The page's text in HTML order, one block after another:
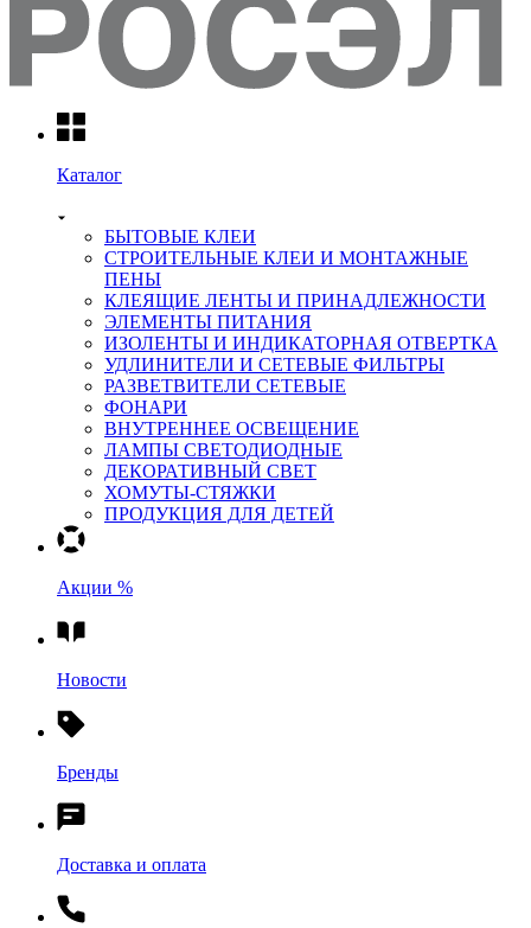
Каталог
БЫТОВЫЕ КЛЕИ
СТРОИТЕЛЬНЫЕ КЛЕИ И МОНТАЖНЫЕ
ПЕНЫ
КЛЕЯЩИЕ ЛЕНТЫ И ПРИНАДЛЕЖНОСТИ
ЭЛЕМЕНТЫ ПИТАНИЯ
ИЗОЛЕНТЫ И ИНДИКАТОРНАЯ ОТВЕРТКА
УДЛИНИТЕЛИ И СЕТЕВЫЕ ФИЛЬТРЫ
РАЗВЕТВИТЕЛИ СЕТЕВЫЕ
ФОНАРИ
ВНУТРЕННЕЕ ОСВЕЩЕНИЕ
ЛАМПЫ СВЕТОДИОДНЫЕ
ДЕКОРАТИВНЫЙ СВЕТ
ХОМУТЫ-СТЯЖКИ
ПРОДУКЦИЯ ДЛЯ ДЕТЕЙ
Акции %
Новости
Бренды
Доставка и оплата